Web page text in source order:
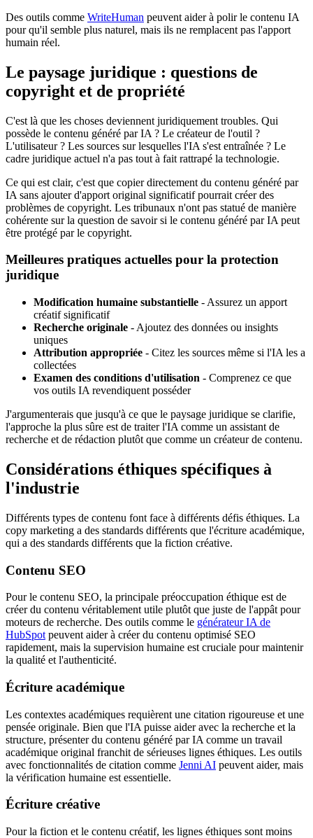
Des outils comme WriteHuman peuvent aider à polir le contenu IA
pour qu'il semble plus naturel, mais ils ne remplacent pas l'apport
humain réel.
Le paysage juridique : questions de
copyright et de propriété
C'est là que les choses deviennent juridiquement troubles. Qui
possède le contenu généré par IA ? Le créateur de l'outil ?
L'utilisateur ? Les sources sur lesquelles l'IA s'est entraînée ? Le
cadre juridique actuel n'a pas tout à fait rattrapé la technologie.
Ce qui est clair, c'est que copier directement du contenu généré par
IA sans ajouter d'apport original significatif pourrait créer des
problèmes de copyright. Les tribunaux n'ont pas statué de manière
cohérente sur la question de savoir si le contenu généré par IA peut
être protégé par le copyright.
Meilleures pratiques actuelles pour la protection
juridique
Modification humaine substantielle - Assurez un apport
créatif significatif
Recherche originale - Ajoutez des données ou insights
uniques
Attribution appropriée - Citez les sources même si l'IA les a
collectées
Examen des conditions d'utilisation - Comprenez ce que
vos outils IA revendiquent posséder
J'argumenterais que jusqu'à ce que le paysage juridique se clarifie,
l'approche la plus sûre est de traiter l'IA comme un assistant de
recherche et de rédaction plutôt que comme un créateur de contenu.
Considérations éthiques spécifiques à
l'industrie
Différents types de contenu font face à différents défis éthiques. La
copy marketing a des standards différents que l'écriture académique,
qui a des standards différents que la fiction créative.
Contenu SEO
Pour le contenu SEO, la principale préoccupation éthique est de
créer du contenu véritablement utile plutôt que juste de l'appât pour
moteurs de recherche. Des outils comme le générateur IA de
HubSpot peuvent aider à créer du contenu optimisé SEO
rapidement, mais la supervision humaine est cruciale pour maintenir
la qualité et l'authenticité.
Écriture académique
Les contextes académiques requièrent une citation rigoureuse et une
pensée originale. Bien que l'IA puisse aider avec la recherche et la
structure, présenter du contenu généré par IA comme un travail
académique original franchit de sérieuses lignes éthiques. Les outils
avec fonctionnalités de citation comme Jenni AI peuvent aider, mais
la vérification humaine est essentielle.
Écriture créative
Pour la fiction et le contenu créatif, les lignes éthiques sont moins